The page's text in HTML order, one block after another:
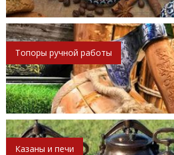
Топоры ручной работы
Казаны и печи